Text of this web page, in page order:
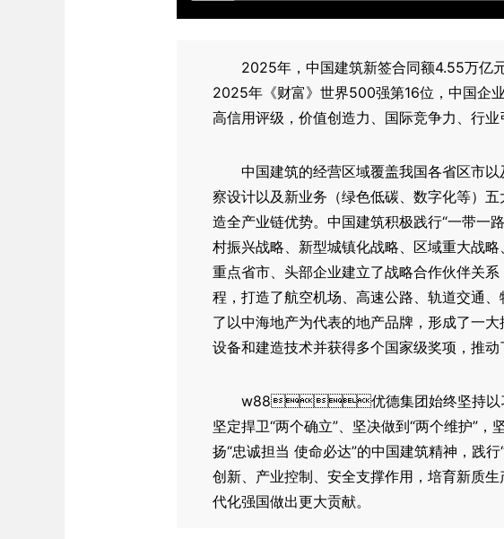
2025年，中国建筑新签合同额4.55万亿
2025年《财富》世界500强第16位，中国企
高信用评级，价值创造力、国际竞争力、行
中国建筑的经营区域覆盖我国各省区市
察设计以及新业务（绿色低碳、数字化等）
造全产业链优势。中国建筑积极践行“一带一
村振兴战略、新型城镇化战略、区域重大战
重点省市、头部企业建立了战略合作伙伴关
程，打造了航空机场、高速公路、轨道交通
了以中海地产为代表的地产品牌，形成了一
设备和建造技术并获得多个国家级奖项，推
w88优德集团始终坚持
坚定捍卫“两个确立”、坚决做到“两个维护”
扬“忠诚担当 使命必达”的中国建筑精神，践
创新、产业控制、安全支撑作用，培育新质
代化强国做出更大贡献。